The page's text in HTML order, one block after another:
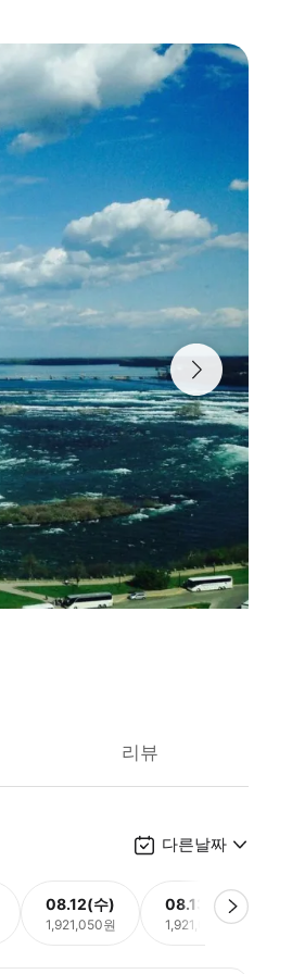
리뷰
다른날짜
08.12(수)
1,921,050원
08.13(목)
1,921,050원